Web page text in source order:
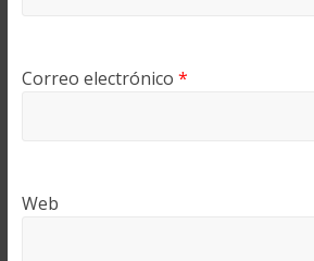
Correo electrónico *
Web